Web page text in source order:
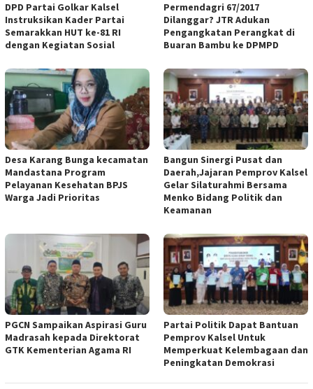
DPD Partai Golkar Kalsel
Instruksikan Kader Partai
Semarakkan HUT ke-81 RI
dengan Kegiatan Sosial
Permendagri 67/2017
Dilanggar? JTR Adukan
Pengangkatan Perangkat di
Buaran Bambu ke DPMPD
Desa Karang Bunga kecamatan
Mandastana Program
Pelayanan Kesehatan BPJS
Warga Jadi Prioritas
Bangun Sinergi Pusat dan
Daerah,Jajaran Pemprov Kalsel
Gelar Silaturahmi Bersama
Menko Bidang Politik dan
Keamanan
PGCN Sampaikan Aspirasi Guru
Madrasah kepada Direktorat
GTK Kementerian Agama RI
Partai Politik Dapat Bantuan
Pemprov Kalsel Untuk
Memperkuat Kelembagaan dan
Peningkatan Demokrasi